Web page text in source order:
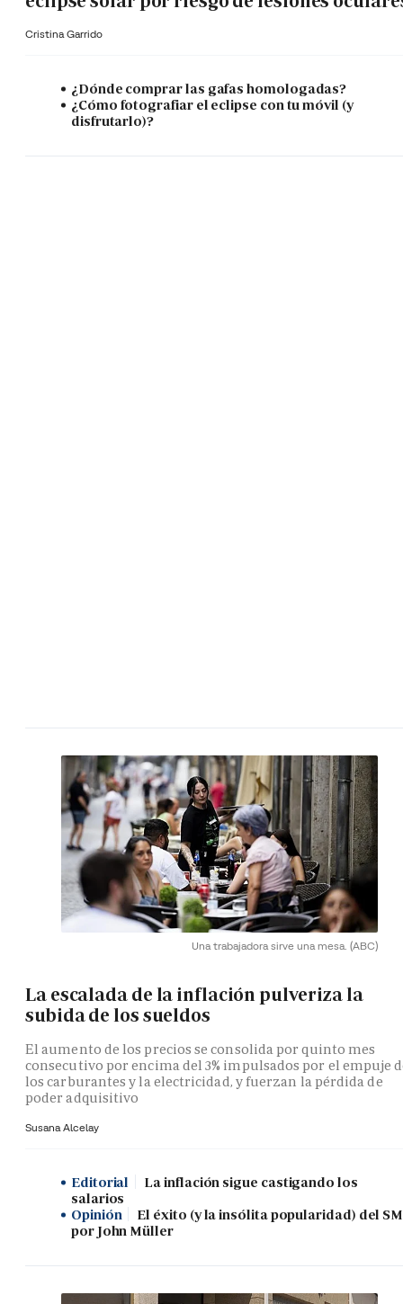
Cristina Garrido
¿Dónde comprar las gafas homologadas?
¿Cómo fotografiar el eclipse con tu móvil (y
disfrutarlo)?
Una trabajadora sirve una mesa. (ABC)
La escalada de la inflación pulveriza la
subida de los sueldos
El aumento de los precios se consolida por quinto mes
consecutivo por encima del 3% impulsados por el empuje
los carburantes y la electricidad, y fuerzan la pérdida de
poder adquisitivo
Susana Alcelay
Editorial
La inflación sigue castigando los
salarios
Opinión
El éxito (y la insólita popularidad) del
por John Müller